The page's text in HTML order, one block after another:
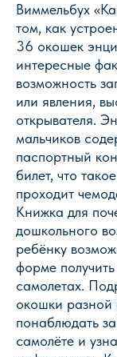
Виммельбух
том, как
36 окошек
интересные
возможность
или явления,
открывателя.
мальчиков
паспортный
билет, что
проходит
Книжка для
дошкольного
ребёнку
форме
самолетах.
окошки
понаблюдать
самолёте и